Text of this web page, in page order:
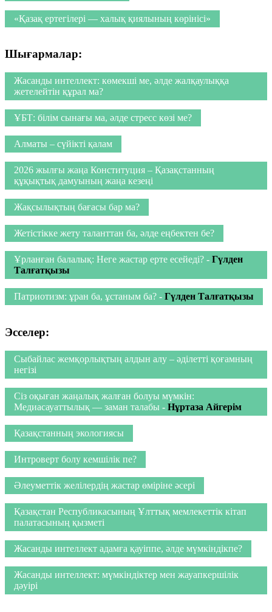
«Қазақ ертегілері — халық қиялының көрінісі»
Шығармалар:
Жасанды интеллект: көмекші ме, әлде жалқаулыққа
жетелейтін құрал ма?
ҰБТ: білім сынағы ма, әлде стресс көзі ме?
Алматы – сүйікті қалам
2026 жылғы жаңа Конституция – Қазақстанның
құқықтық дамуының жаңа кезеңі
Жақсылықтың бағасы бар ма?
Жетістікке жету таланттан ба, әлде еңбектен бе?
Ұрланған балалық: Неге жастар ерте есейеді? - Гүлден
Талғатқызы
Патриотизм: ұран ба, ұстаным ба? - Гүлден Талғатқызы
Эсселер:
Сыбайлас жемқорлықтың алдын алу – әділетті қоғамның
негізі
Сіз оқыған жаңалық жалған болуы мүмкін:
Медиасауаттылық — заман талабы - Нұртаза Айгерім
Қазақстанның экологиясы
Интроверт болу кемшілік пе?
Әлеуметтік желілердің жастар өміріне әсері
Қазақстан Республикасының Ұлттық мемлекеттік кітап
палатасының қызметі
Жасанды интеллект адамға қауіппе, әлде мүмкіндікпе?
Жасанды интеллект: мүмкіндіктер мен жауапкершілік
дәуірі